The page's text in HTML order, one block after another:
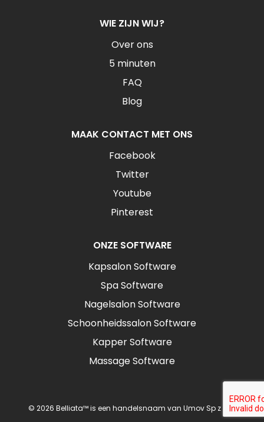
WIE ZIJN WIJ?
Over ons
5 minuten
FAQ
Blog
MAAK CONTACT MET ONS
Facebook
Twitter
Youtube
Pinterest
ONZE SOFTWARE
Kapsalon Software
Spa Software
Nagelsalon Software
Schoonheidssalon Software
Kapper Software
Massage Software
© 2026 Belliata™ is een handelsnaam van Umov Sp z o.o.